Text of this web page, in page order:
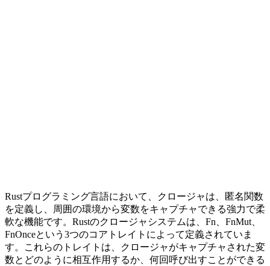
Rustプログラミング言語において、クロージャは、匿名関数
を定義し、周囲の環境から変数をキャプチャできる強力で柔
軟な機能です。Rustのクロージャシステムは、Fn、FnMut、
FnOnceという3つのコアトレイトによって定義されていま
す。これらのトレイトは、クロージャがキャプチャされた変
数とどのように相互作用するか、何回呼び出すことができる